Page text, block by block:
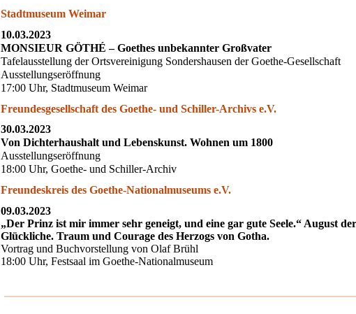
Stadtmuseum Weimar
10.03.2023
MONSIEUR GÖTHÉ – Goethes unbekannter Großvater
Tafelausstellung der Ortsvereinigung Sondershausen der Goethe-Gesellschaft
Ausstellungseröffnung
17:00 Uhr, Stadtmuseum Weimar
Freundesgesellschaft des Goethe- und Schiller-Archivs e.V.
30.03.2023
Von Dichterhaushalt und Lebenskunst. Wohnen um 1800
Ausstellungseröffnung
18:00 Uhr, Goethe- und Schiller-Archiv
Freundeskreis des Goethe-Nationalmuseums e.V.
09.03.2023
„Der Prinz ist mir immer sehr geneigt, und eine gar gute Seele.“ August der
Glückliche. Traum und Courage des Herzogs von Gotha.
Vortrag und Buchvorstellung von Olaf Brühl
18:00 Uhr, Festsaal im Goethe-Nationalmuseum